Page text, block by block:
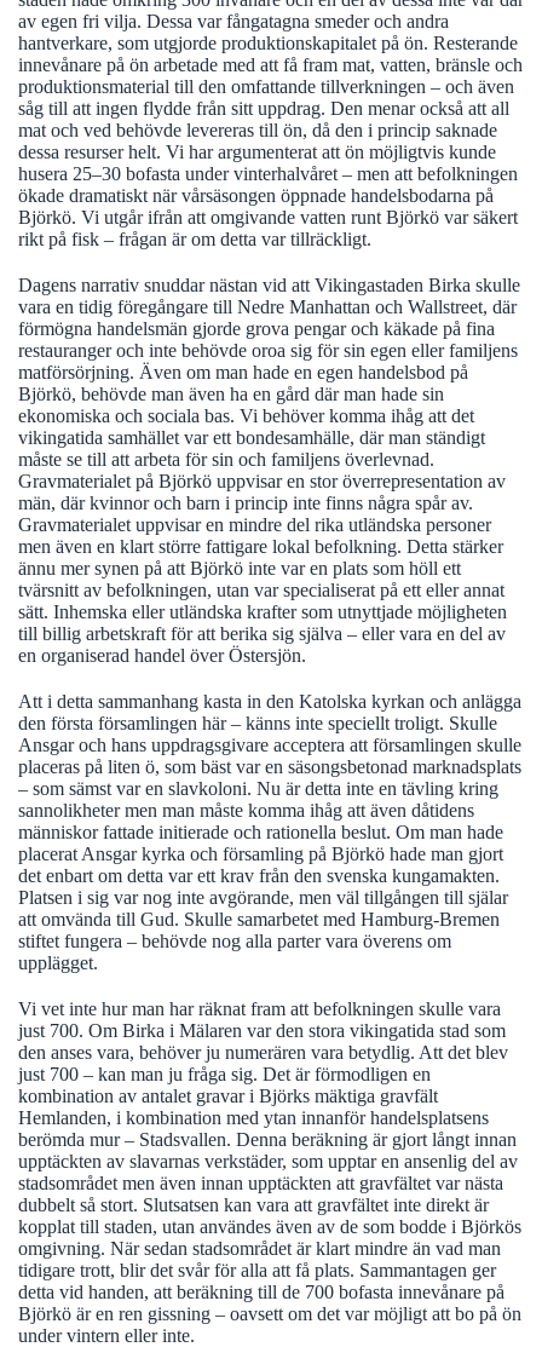
av egen fri vilja. Dessa var fångatagna smeder och andra
hantverkare, som utgjorde produktionskapitalet på ön. Resterande
innevånare på ön arbetade med att få fram mat, vatten, bränsle och
produktionsmaterial till den omfattande tillverkningen – och även
såg till att ingen flydde från sitt uppdrag. Den menar också att all
mat och ved behövde levereras till ön, då den i princip saknade
dessa resurser helt. Vi har argumenterat att ön möjligtvis kunde
husera 25–30 bofasta under vinterhalvåret – men att befolkningen
ökade dramatiskt när vårsäsongen öppnade handelsbodarna på
Björkö. Vi utgår ifrån att omgivande vatten runt Björkö var säkert
rikt på fisk – frågan är om detta var tillräckligt.
Dagens narrativ snuddar nästan vid att Vikingastaden Birka skulle
vara en tidig föregångare till Nedre Manhattan och Wallstreet, där
förmögna handelsmän gjorde grova pengar och käkade på fina
restauranger och inte behövde oroa sig för sin egen eller familjens
matförsörjning. Även om man hade en egen handelsbod på
Björkö, behövde man även ha en gård där man hade sin
ekonomiska och sociala bas. Vi behöver komma ihåg att det
vikingatida samhället var ett bondesamhälle, där man ständigt
måste se till att arbeta för sin och familjens överlevnad.
Gravmaterialet på Björkö uppvisar en stor överrepresentation av
män, där kvinnor och barn i princip inte finns några spår av.
Gravmaterialet uppvisar en mindre del rika utländska personer
men även en klart större fattigare lokal befolkning. Detta stärker
ännu mer synen på att Björkö inte var en plats som höll ett
tvärsnitt av befolkningen, utan var specialiserat på ett eller annat
sätt. Inhemska eller utländska krafter som utnyttjade möjligheten
till billig arbetskraft för att berika sig själva – eller vara en del av
en organiserad handel över Östersjön.
Att i detta sammanhang kasta in den Katolska kyrkan och anlägga
den första församlingen här – känns inte speciellt troligt. Skulle
Ansgar och hans uppdragsgivare acceptera att församlingen skulle
placeras på liten ö, som bäst var en säsongsbetonad marknadsplats
– som sämst var en slavkoloni. Nu är detta inte en tävling kring
sannolikheter men man måste komma ihåg att även dåtidens
människor fattade initierade och rationella beslut. Om man hade
placerat Ansgar kyrka och församling på Björkö hade man gjort
det enbart om detta var ett krav från den svenska kungamakten.
Platsen i sig var nog inte avgörande, men väl tillgången till själar
att omvända till Gud. Skulle samarbetet med Hamburg-Bremen
stiftet fungera – behövde nog alla parter vara överens om
upplägget.
Vi vet inte hur man har räknat fram att befolkningen skulle vara
just 700. Om Birka i Mälaren var den stora vikingatida stad som
den anses vara, behöver ju numerären vara betydlig. Att det blev
just 700 – kan man ju fråga sig. Det är förmodligen en
kombination av antalet gravar i Björks mäktiga gravfält
Hemlanden, i kombination med ytan innanför handelsplatsens
berömda mur – Stadsvallen. Denna beräkning är gjort långt innan
upptäckten av slavarnas verkstäder, som upptar en ansenlig del av
stadsområdet men även innan upptäckten att gravfältet var nästa
dubbelt så stort. Slutsatsen kan vara att gravfältet inte direkt är
kopplat till staden, utan användes även av de som bodde i Björkös
omgivning. När sedan stadsområdet är klart mindre än vad man
tidigare trott, blir det svår för alla att få plats. Sammantagen ger
detta vid handen, att beräkning till de 700 bofasta innevånare på
Björkö är en ren gissning – oavsett om det var möjligt att bo på ön
under vintern eller inte.